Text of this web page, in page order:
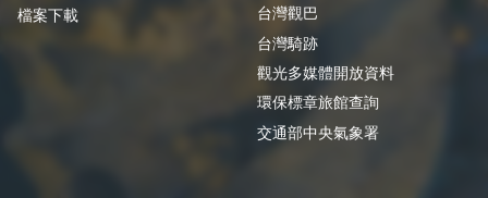
檔案下載
台灣觀巴
台灣騎跡
觀光多媒體開放資料
環保標章旅館查詢
交通部中央氣象署